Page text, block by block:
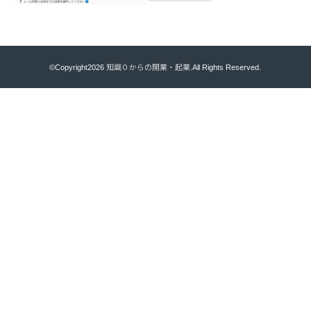
©Copyright2026知識０からの開業・起業 .All Rights Reserved.